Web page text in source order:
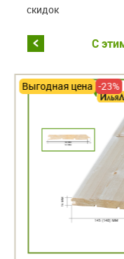
скидок
С
Выгодная цена -23%